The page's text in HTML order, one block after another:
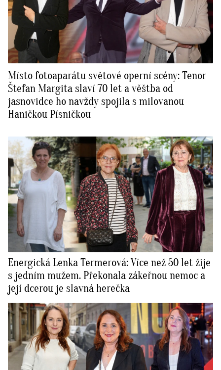
Místo fotoaparátu světové operní scény: Tenor
Štefan Margita slaví 70 let a věštba od
jasnovidce ho navždy spojila s milovanou
Haničkou Písničkou
Energická Lenka Termerová: Více než 50 let žije
s jedním mužem. Překonala zákeřnou nemoc a
její dcerou je slavná herečka